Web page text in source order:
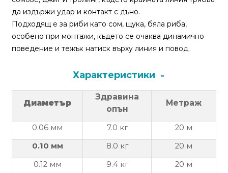
За
нас
Контакти
Връщане
и
рекламация
да издържи удар и контакт с дъно.
Подходящ е за риби като сом, щука, бяла риба,
особено при монтажи, където се очаква динамично
поведение и тежък натиск върху линия и повод.
Характеристики
Диаметър
Здравина
опън
Метраж
0.06 мм 7.0 кг
20 м
0.10 мм
8.0 кг
20 м
0.12 мм
9.4 кг
20 м